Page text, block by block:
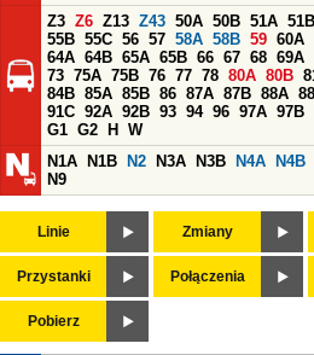
Z3 Z6 Z13 Z43 50A 50B 51A 51B
55B 55C 56 57 58A 58B 59 60A
64A 64B 65A 65B 66 67 68 69A
73 75A 75B 76 77 78 80A 80B
84B 85A 85B 86 87A 87B 88A
91C 92A 92B 93 94 96 97A 97B
G1 G2 H
W
N1A
N1B N2 N3A N3B N4A N4B
N9
Linie Zmiany
Przystanki Połączenia
Pobierz